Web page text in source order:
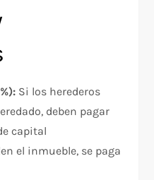
Si los herederos
deben pagar
capital
el inmueble, se paga